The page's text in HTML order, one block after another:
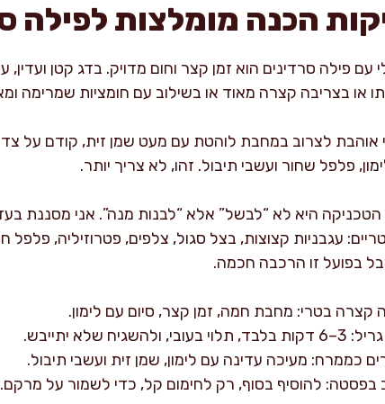
הכנה מומלצות לפילה
עם פילה סרדינים הוא זמן קצר וחום מדויק. בדג קטן
או בצריבה קצרה מאוד או בשילוב עם חומציות שמרימה
אוהבת לצרוב במחבת לוהטת עם מעט שמן זית, קודם על צד
פלפל שחור ועשבי תיבול. זהו, לא צריך יותר.
היא לא “לבשל” אלא “לבנות מנה”. אני מסננת
עגבניות קצוצות, בצל סגול, צלפים, פטרוזיליה, פלפל
בפועל זו הרכבה חכמה.
קצרה בטרי: מחבת חמה, זמן קצר, סיום עם לימון.
ולהשגיח שלא יתייבש.
כממרח: מעיכה עדינה עם לימון, שמן זית ועשבי תיבול.
בפסטה: להוסיף בסוף, רק לחימום קל, כדי לשמור על מרקם.